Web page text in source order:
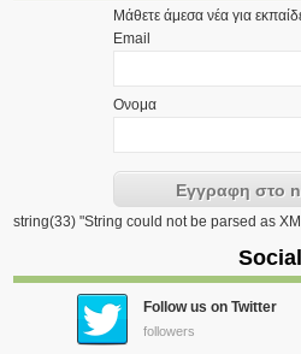
Μάθετε άμεσα νέα για
Email
Ονομα
string(33) "String could not be parsed as
Social
Follow us on Twitter
followers